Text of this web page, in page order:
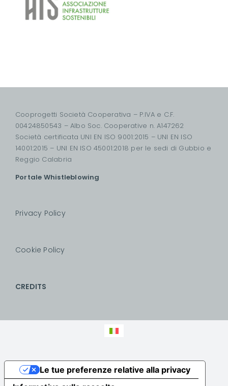
Cooprogetti Società Cooperativa – P.IVA e C.F.
00424850543 – Albo Soc. Cooperative n. A147262
Società certificata UNI EN ISO 9001:2015 – UNI EN ISO
14001:2015 – UNI EN ISO 45001:2018 per le sedi di Gubbio e
Reggio Calabria
Portale Whistleblowing
Privacy Policy
Cookie Policy
CREDITS
Le tue preferenze relative alla privacy